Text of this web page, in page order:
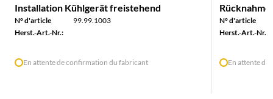
Installation Kühlgerät freistehend
N° d'article
99.99.1003
Herst.-Art.-Nr.:
En attente de confirmation du fabricant
N° d'article
Herst.-Art.-Nr.:
En attente